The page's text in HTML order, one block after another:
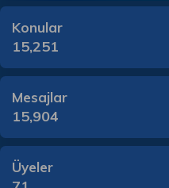
Konular
15,251
Mesajlar
15,904
Üyeler